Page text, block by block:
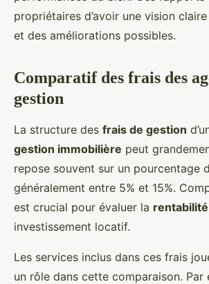
propriétaires d’avoir une vision
et des améliorations possibles.
Comparatif des frais des
gestion
La structure des frais de gestion
gestion immobilière peut
repose souvent sur un pourcentage
généralement entre 5% et 15%.
est crucial pour évaluer la rentabilité
investissement locatif.
Les services inclus dans ces frais
un rôle dans cette comparaison. Par